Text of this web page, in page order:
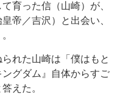
育った信（山崎）が、
帝／吉沢）と出会い、
れた山崎は「僕はもと
グダム』自体からすご
えた。